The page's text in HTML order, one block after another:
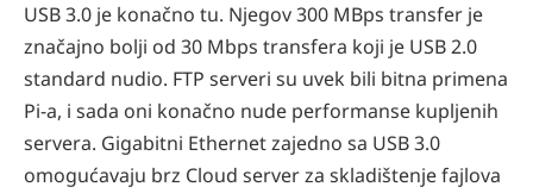
USB 3.0 je konačno tu. Njegov 300 MBps transfer je
značajno bolji od 30 Mbps transfera koji je USB 2.0
standard nudio. FTP serveri su uvek bili bitna primena
Pi-a, i sada oni konačno nude performanse kupljenih
servera. Gigabitni Ethernet zajedno sa USB 3.0
omogućavaju brz Cloud server za skladištenje fajlova